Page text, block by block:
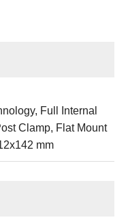
Full Internal
Clamp, Flat Mount
mm